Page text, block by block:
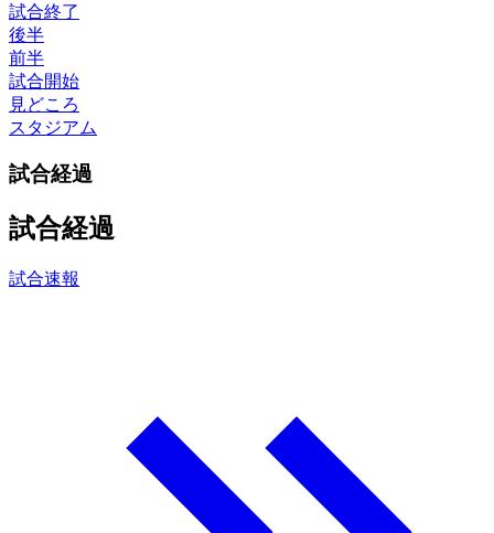
試合終了
後半
前半
試合開始
見どころ
スタジアム
試合経過
試合経過
試合速報